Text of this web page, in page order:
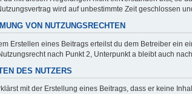
wird auf unbestimmte Zeit geschlossen
VON NUTZUNGSRECHTEN
Erstellen eines Beitrags erteilst du dem Betreiber ein
nach Punkt 2, Unterpunkt a bleibt auch
DES NUTZERS
mit der Erstellung eines Beitrags, dass er keine